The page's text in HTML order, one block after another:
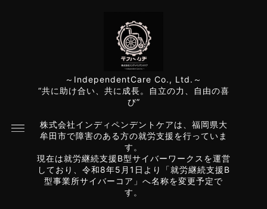
～IndependentCare Co., Ltd.～
“共に助け合い、共に成長。自立の力、自由の喜
び”
株式会社インディペンデントケアは、福岡県大
牟田市で障害のある方の就労支援を行っていま
す。
現在は就労継続支援B型サイバーワークスを運営
しており、令和8年5月1日より「就労継続支援B
型事業所サイバーコア」へ名称を変更予定で
す。